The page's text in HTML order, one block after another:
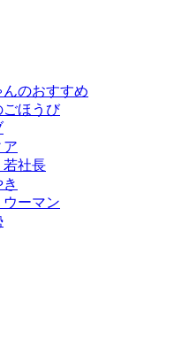
のおすすめ
ごほうび
ア
若社長
ーマン